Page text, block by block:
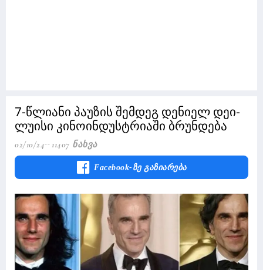
7-წლიანი პაუზის შემდეგ დენიელ დეი-
ლუისი კინოინდუსტრიაში ბრუნდება
02/10/24 11407 Ნახვა
Facebook-Ზე Გაზიარება